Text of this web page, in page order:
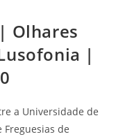
Olhares
|
a Universidade de
Freguesias de